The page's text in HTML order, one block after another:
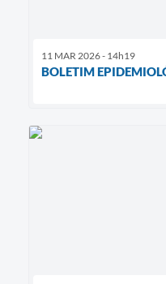
11 MAR 2026 - 14h19
BOLETIM